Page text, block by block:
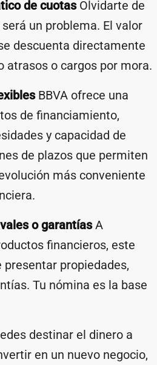
de cuotasOlvidarte de
un problema. El valor
descuenta directamente
atrasos o cargos por mora.
BBVA ofrece una
de financiamiento,
y capacidad de
de plazos que permiten
más conveniente
o garantíasA
financieros, este
propiedades,
Tu nómina es la base
destinar el dinero a
en un nuevo negocio,